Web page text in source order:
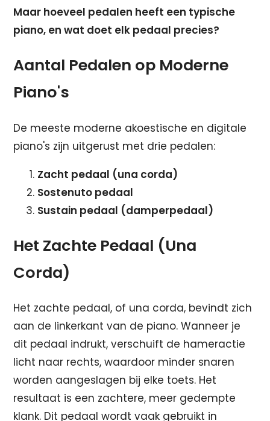
Maar hoeveel pedalen heeft een typische
piano, en wat doet elk pedaal precies?
Aantal Pedalen op Moderne
Piano's
De meeste moderne akoestische en digitale
piano's zijn uitgerust met drie pedalen:
Zacht pedaal (una corda)
Sostenuto pedaal
Sustain pedaal (damperpedaal)
Het Zachte Pedaal (Una
Corda)
Het zachte pedaal, of una corda, bevindt zich
aan de linkerkant van de piano. Wanneer je
dit pedaal indrukt, verschuift de hameractie
licht naar rechts, waardoor minder snaren
worden aangeslagen bij elke toets. Het
resultaat is een zachtere, meer gedempte
klank. Dit pedaal wordt vaak gebruikt in